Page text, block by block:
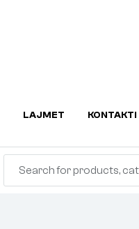
LAJMET KONTAKTI